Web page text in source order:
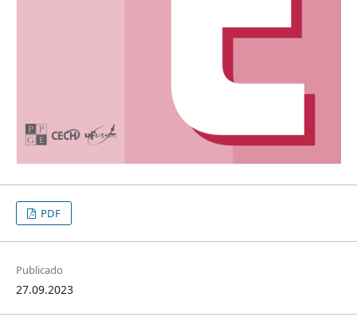
PDF
Publicado
27.09.2023